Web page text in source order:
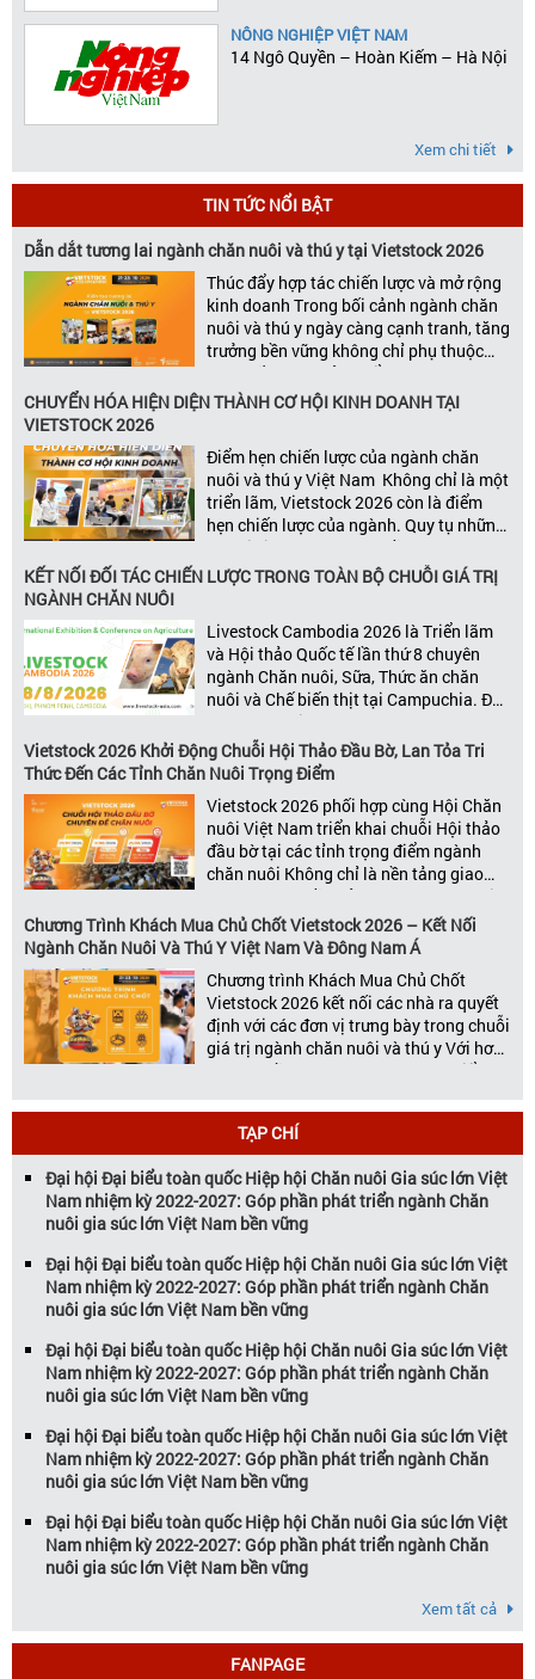
NÔNG NGHIỆP VIỆT NAM
14 Ngô Quyền – Hoàn Kiếm – Hà Nội
Xem chi tiết
TIN TỨC NỔI BẬT
Dẫn dắt tương lai ngành chăn nuôi và thú y tại Vietstock 2026
Thúc đẩy hợp tác chiến lược và mở rộng
kinh doanh Trong bối cảnh ngành chăn
nuôi và thú y ngày càng cạnh tranh, tăng
trưởng bền vững không chỉ phụ thuộc
vào chất lượng sản phẩm hay năng lực
đổi mới, mà còn được thúc đẩy bởi khả
năng xây dựng các mối quan […]
CHUYỂN HÓA HIỆN DIỆN THÀNH CƠ HỘI KINH DOANH TẠI
VIETSTOCK 2026
Điểm hẹn chiến lược của ngành chăn
nuôi và thú y Việt Nam Không chỉ là một
triển lãm, Vietstock 2026 còn là điểm
hẹn chiến lược của ngành. Quy tụ những
đơn vị kinh doanh hàng đầu, những lãnh
đạo và nhà cung cấp trong chuỗi giá
trị ngành, Vietstock mang đến nền tảng
giá trị […]
KẾT NỐI ĐỐI TÁC CHIẾN LƯỢC TRONG TOÀN BỘ CHUỖI GIÁ TRỊ
NGÀNH CHĂN NUÔI
Livestock Cambodia 2026 là Triển lãm
và Hội thảo Quốc tế lần thứ 8 chuyên
ngành Chăn nuôi, Sữa, Thức ăn chăn
nuôi và Chế biến thịt tại Campuchia. Đây
được đánh giá là một trong những sự
kiện thương mại thường niên uy tín và
đáng chú ý nhất của ngành nông nghiệp
– chăn […]
Vietstock 2026 Khởi Động Chuỗi Hội Thảo Đầu Bờ, Lan Tỏa Tri
Thức Đến Các Tỉnh Chăn Nuôi Trọng Điểm
Vietstock 2026 phối hợp cùng Hội Chăn
nuôi Việt Nam triển khai chuỗi Hội thảo
đầu bờ tại các tỉnh trọng điểm ngành
chăn nuôi Không chỉ là nền tảng giao
thương hàng đầu của ngành chăn nuôi
và thú y, Vietstock còn là triển lãm duy
nhất tại Việt Nam tổ chức thường niên
Chương Trình Khách Mua Chủ Chốt Vietstock 2026 – Kết Nối
Ngành Chăn Nuôi Và Thú Y Việt Nam Và Đông Nam Á
Chương trình Khách Mua Chủ Chốt
Vietstock 2026 kết nối các nhà ra quyết
định với các đơn vị trưng bày trong chuỗi
giá trị ngành chăn nuôi và thú y Với hơn
20 năm đồng hành cùng sự phát triển
Vietstock đã khẳng định vị thế là triển […]
TẠP CHÍ
Đại hội Đại biểu toàn quốc Hiệp hội Chăn nuôi Gia súc lớn Việt
Nam nhiệm kỳ 2022-2027: Góp phần phát triển ngành Chăn
nuôi gia súc lớn Việt Nam bền vững
Đại hội Đại biểu toàn quốc Hiệp hội Chăn nuôi Gia súc lớn Việt
Nam nhiệm kỳ 2022-2027: Góp phần phát triển ngành Chăn
nuôi gia súc lớn Việt Nam bền vững
Đại hội Đại biểu toàn quốc Hiệp hội Chăn nuôi Gia súc lớn Việt
Nam nhiệm kỳ 2022-2027: Góp phần phát triển ngành Chăn
nuôi gia súc lớn Việt Nam bền vững
Đại hội Đại biểu toàn quốc Hiệp hội Chăn nuôi Gia súc lớn Việt
Nam nhiệm kỳ 2022-2027: Góp phần phát triển ngành Chăn
nuôi gia súc lớn Việt Nam bền vững
Đại hội Đại biểu toàn quốc Hiệp hội Chăn nuôi Gia súc lớn Việt
Nam nhiệm kỳ 2022-2027: Góp phần phát triển ngành Chăn
nuôi gia súc lớn Việt Nam bền vững
Xem tất cả
FANPAGE